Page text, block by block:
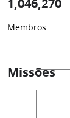
Membros
Missões